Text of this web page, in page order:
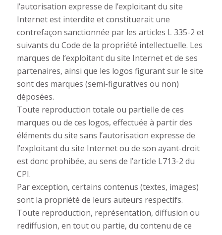
l’autorisation expresse de l’exploitant du site
Internet est interdite et constituerait une
contrefaçon sanctionnée par les articles L 335-2 et
suivants du Code de la propriété intellectuelle. Les
marques de l’exploitant du site Internet et de ses
partenaires, ainsi que les logos figurant sur le site
sont des marques (semi-figuratives ou non)
déposées.
Toute reproduction totale ou partielle de ces
marques ou de ces logos, effectuée à partir des
éléments du site sans l’autorisation expresse de
l’exploitant du site Internet ou de son ayant-droit
est donc prohibée, au sens de l’article L713-2 du
CPI.
Par exception, certains contenus (textes, images)
sont la propriété de leurs auteurs respectifs.
Toute reproduction, représentation, diffusion ou
rediffusion, en tout ou partie, du contenu de ce